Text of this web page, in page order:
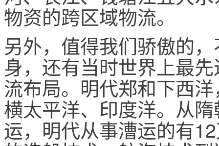
物资的跨区域物流。
另外，值得我们骄傲的
身，还有当时世界上最
流布局。明代郑和下西
横太平洋、印度洋。从
运，明代从事漕运的有